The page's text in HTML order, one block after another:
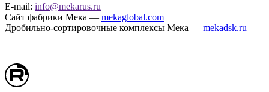
E-mail: info@mekarus.ru
Сайт фабрики Мека — mekaglobal.com
Дробильно-сортировочные комплексы Мека — mekadsk.ru